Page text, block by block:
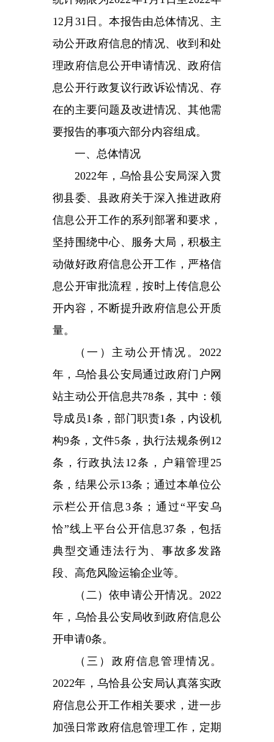
要报告的事项六部分内容组成。
一、总体情况
2022年，乌恰县公安局深入贯
彻县委、县政府关于深入推进政府
信息公开工作的系列部署和要求，
坚持围绕中心、服务大局，积极主
动做好政府信息公开工作，严格信
量。
（一）主动公开情况。2022
年，乌恰县公安局通过政府门户网
站主动公开信息共78条，其中：领
导成员1条，部门职责1条，内设机
构9条，文件5条，执行法规条例12
条，行政执法12条，户籍管理25
恰”线上平台公开信息37条，包括
典型交通违法行为、事故多发路
段、高危风险运输企业等。
（二）依申请公开情况。2022
年，乌恰县公安局收到政府信息公
开申请0条。
（三）政府信息管理情况。
府信息公开工作相关要求，进一步
加强日常政府信息管理工作，定期
核查每个栏目内容情况，做好“三
审三校”信息发布台账，坚决确保
不发生失泄密情况。进一步明确信
息管理主体责任，以公安局办公室
统一管理，局属各部门配合参与管
（四）平台建设情况。不断加